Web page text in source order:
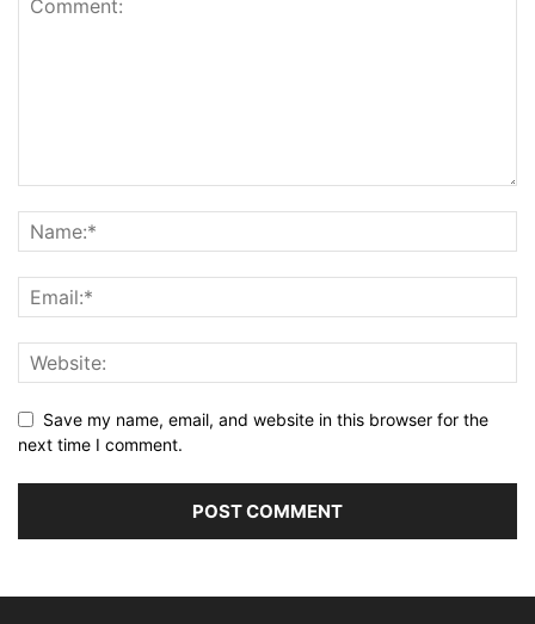
Save my name, email, and website in this browser for the
next time I comment.